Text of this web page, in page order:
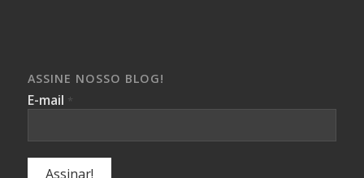
ASSINE NOSSO BLOG!
E-mail *